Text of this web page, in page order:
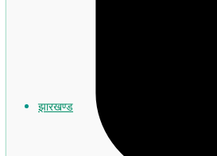
झारखण्ड